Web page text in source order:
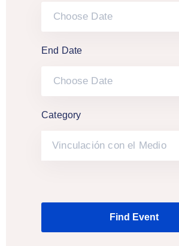
End Date
Category
Vinculación con el Medio